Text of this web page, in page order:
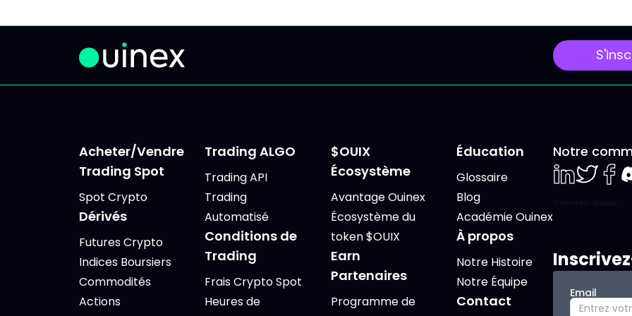
contradictoires et de signaux
se
lecture simple : 4 piliers,
exceptionnelle de «
Witching » susceptible
d'accentuer la
marchés. Lundi 15 Juin
Acheter/Vendre
Trading Spot
Spot Crypto
Dérivés
Futures Crypto
Indices Boursiers
Commodités
Actions
Trading ALGO
Trading API
Trading
Automatisé
Conditions de
Trading
Frais Crypto Spot
Heures de
$OUIX
Écosystème
Avantage Ouinex
Écosystème du
token $OUIX
Earn
Partenaires
Programme de
Éducation
Glossaire
Blog
Académie Ouinex
À propos
Notre Histoire
Notre Équipe
Contact
Notre
Email